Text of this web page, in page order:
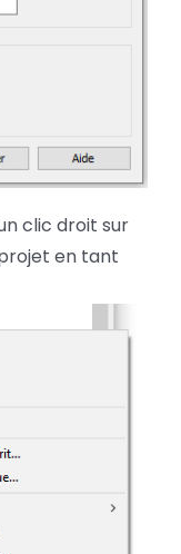
clic droit sur
en tant